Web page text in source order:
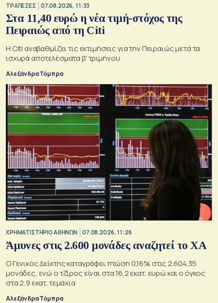
ΤΡΑΠΕΖΕΣ 07.08.2026, 11:33
Στα 11,40 ευρώ η νέα τιμή-στόχος της
Πειραιώς από τη Citi
Η Citi αναβαθμίζει τις εκτιμήσεις για την Πειραιώς μετά τα
ισχυρά αποτελέσματα β' τριμήνου
Αλεξάνδρα Τόμπρα
XΡΗΜΑΤΙΣΤΗΡΙΟ ΑΘΗΝΩΝ 07.08.2026, 11:26
Άμυνες στις 2.600 μονάδες αναζητεί το ΧΑ
Ο Γενικός Δείκτης καταγράφει πτώση 0,16% στις 2.604,35
μονάδες, ενώ ο τζίρος είναι στα 16,2 εκατ. ευρώ και ο όγκος
στα 2,9 εκατ. τεμάχια
Αλεξάνδρα Τόμπρα